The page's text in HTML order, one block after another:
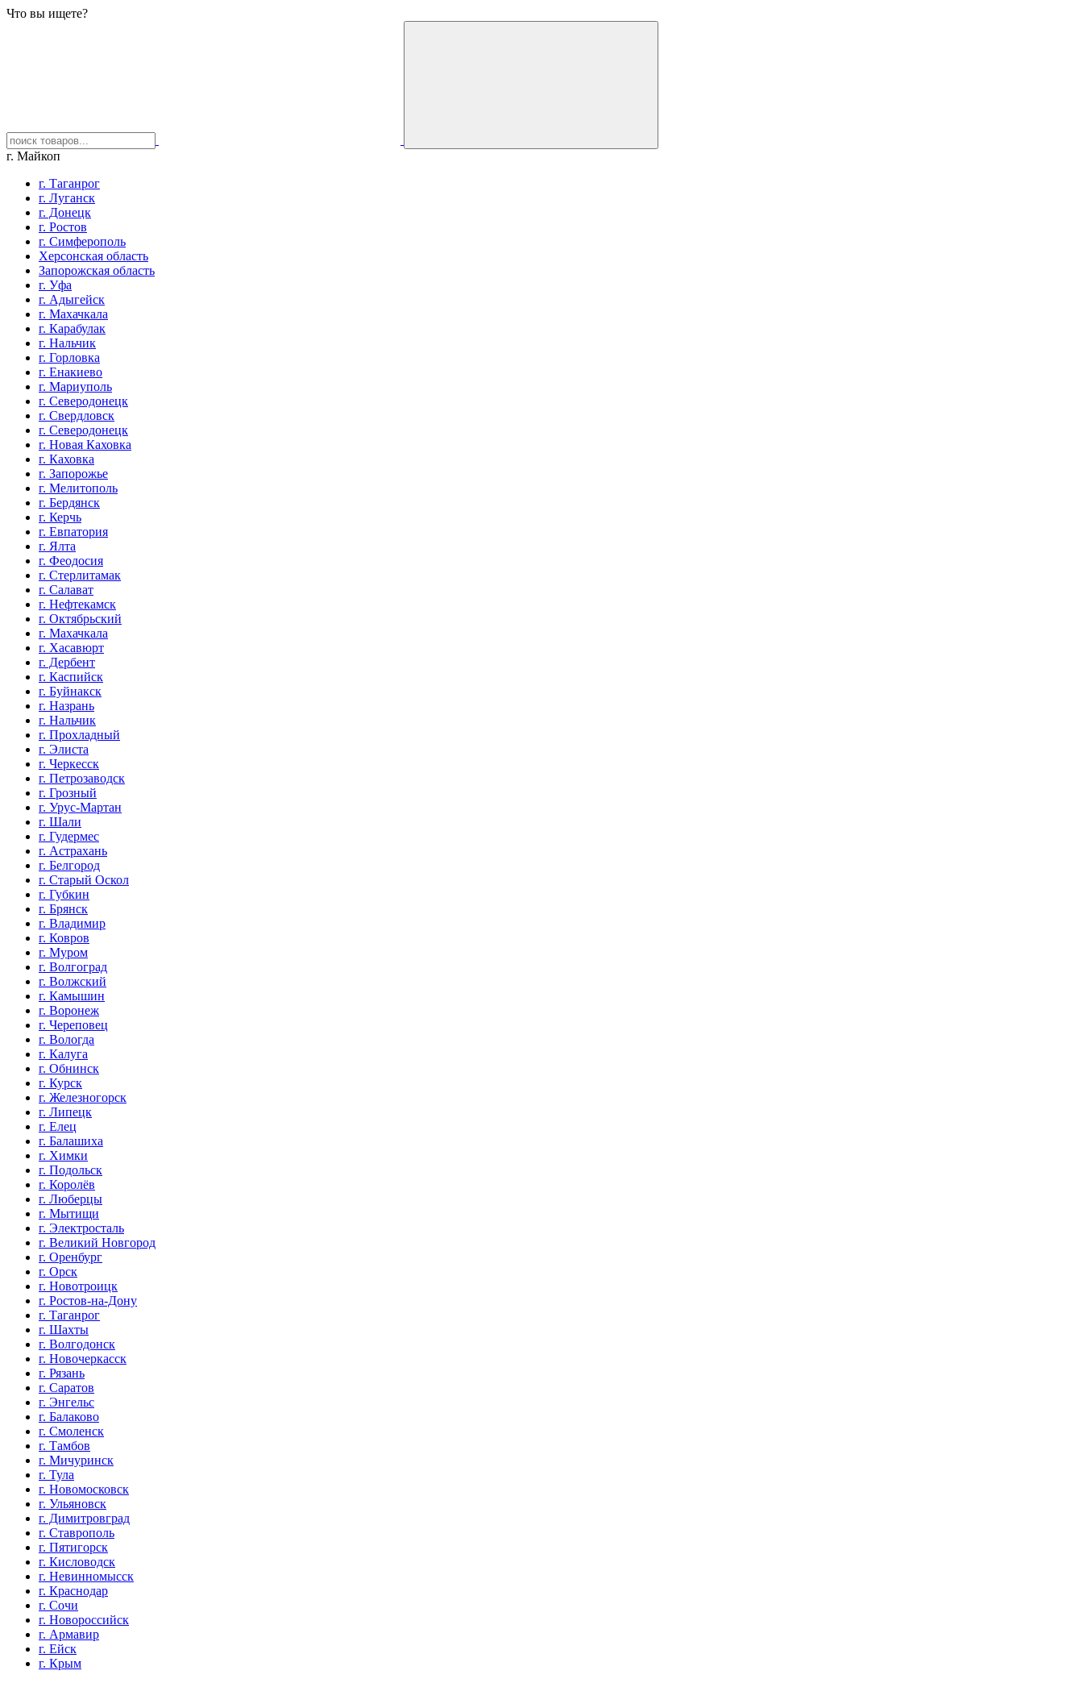
Что вы ищете?
г. Майкоп
г. Таганрог
г. Луганск
г. Донецк
г. Ростов
г. Симферополь
Херсонская область
Запорожская область
г. Уфа
г. Адыгейск
г. Махачкала
г. Карабулак
г. Нальчик
г. Горловка
г. Енакиево
г. Мариуполь
г. Северодонецк
г. Свердловск
г. Северодонецк
г. Новая Каховка
г. Каховка
г. Запорожье
г. Мелитополь
г. Бердянск
г. Керчь
г. Евпатория
г. Ялта
г. Феодосия
г. Стерлитамак
г. Салават
г. Нефтекамск
г. Октябрьский
г. Махачкала
г. Хасавюрт
г. Дербент
г. Каспийск
г. Буйнакск
г. Назрань
г. Нальчик
г. Прохладный
г. Элиста
г. Черкесск
г. Петрозаводск
г. Грозный
г. Урус-Мартан
г. Шали
г. Гудермес
г. Астрахань
г. Белгород
г. Старый Оскол
г. Губкин
г. Брянск
г. Владимир
г. Ковров
г. Муром
г. Волгоград
г. Волжский
г. Камышин
г. Воронеж
г. Череповец
г. Вологда
г. Калуга
г. Обнинск
г. Курск
г. Железногорск
г. Липецк
г. Елец
г. Балашиха
г. Химки
г. Подольск
г. Королёв
г. Люберцы
г. Мытищи
г. Электросталь
г. Великий Новгород
г. Оренбург
г. Орск
г. Новотроицк
г. Ростов-на-Дону
г. Таганрог
г. Шахты
г. Волгодонск
г. Новочеркасск
г. Рязань
г. Саратов
г. Энгельс
г. Балаково
г. Смоленск
г. Тамбов
г. Мичуринск
г. Тула
г. Новомосковск
г. Ульяновск
г. Димитровград
г. Ставрополь
г. Пятигорск
г. Кисловодск
г. Невинномысск
г. Краснодар
г. Сочи
г. Новороссийск
г. Армавир
г. Ейск
г. Крым